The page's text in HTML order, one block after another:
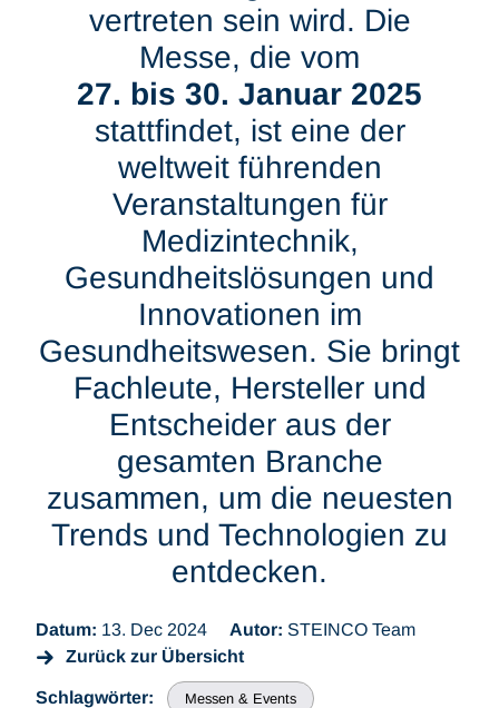
vertreten sein wird. Die
Messe, die vom
27. bis 30. Januar 2025
stattfindet, ist eine der
weltweit führenden
Veranstaltungen für
Medizintechnik,
Gesundheitslösungen und
Innovationen im
Gesundheitswesen. Sie bringt
Fachleute, Hersteller und
Entscheider aus der
gesamten Branche
zusammen, um die neuesten
Trends und Technologien zu
entdecken.
Datum: 13. Dec 2024 Autor: STEINCO Team
Zurück zur Übersicht
Schlagwörter: Messen & Events